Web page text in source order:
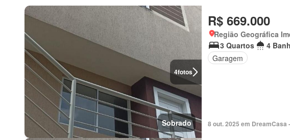
4fotos
Sobrado
R$ 669.000
Região Geográfica
3 Quartos
4
Garagem
8 out. 2025 em DreamCasa